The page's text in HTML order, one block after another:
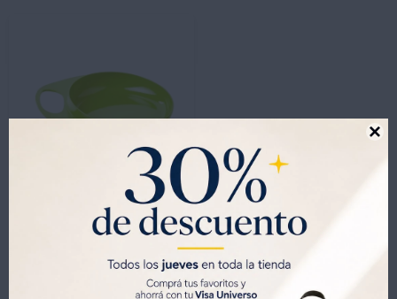

Plato Nuvita Easy Eating con Anillo de Agarre - VERDE
- +